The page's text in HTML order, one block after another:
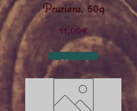
Pruriens, 50g
11,00€Prix
Ajouter